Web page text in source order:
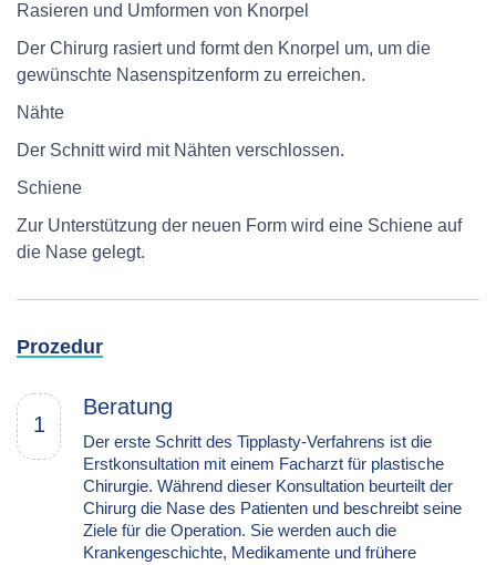
Rasieren und Umformen von Knorpel
Der Chirurg rasiert und formt den Knorpel um, um die
gewünschte Nasenspitzenform zu erreichen.
Nähte
Der Schnitt wird mit Nähten verschlossen.
Schiene
Zur Unterstützung der neuen Form wird eine Schiene auf
die Nase gelegt.
Prozedur
1
Beratung
Der erste Schritt des Tipplasty-Verfahrens ist die
Erstkonsultation mit einem Facharzt für plastische
Chirurgie. Während dieser Konsultation beurteilt der
Chirurg die Nase des Patienten und beschreibt seine
Ziele für die Operation. Sie werden auch die
Krankengeschichte, Medikamente und frühere